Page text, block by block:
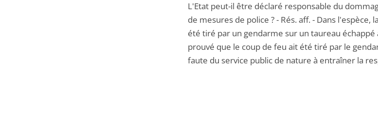
L'Etat peut-il être déclaré responsable du
de mesures de police ? - Rés. aff. - Dans
été tiré par un gendarme sur un taureau
prouvé que le coup de feu ait été tiré par le
faute du service public de nature à entraîner la